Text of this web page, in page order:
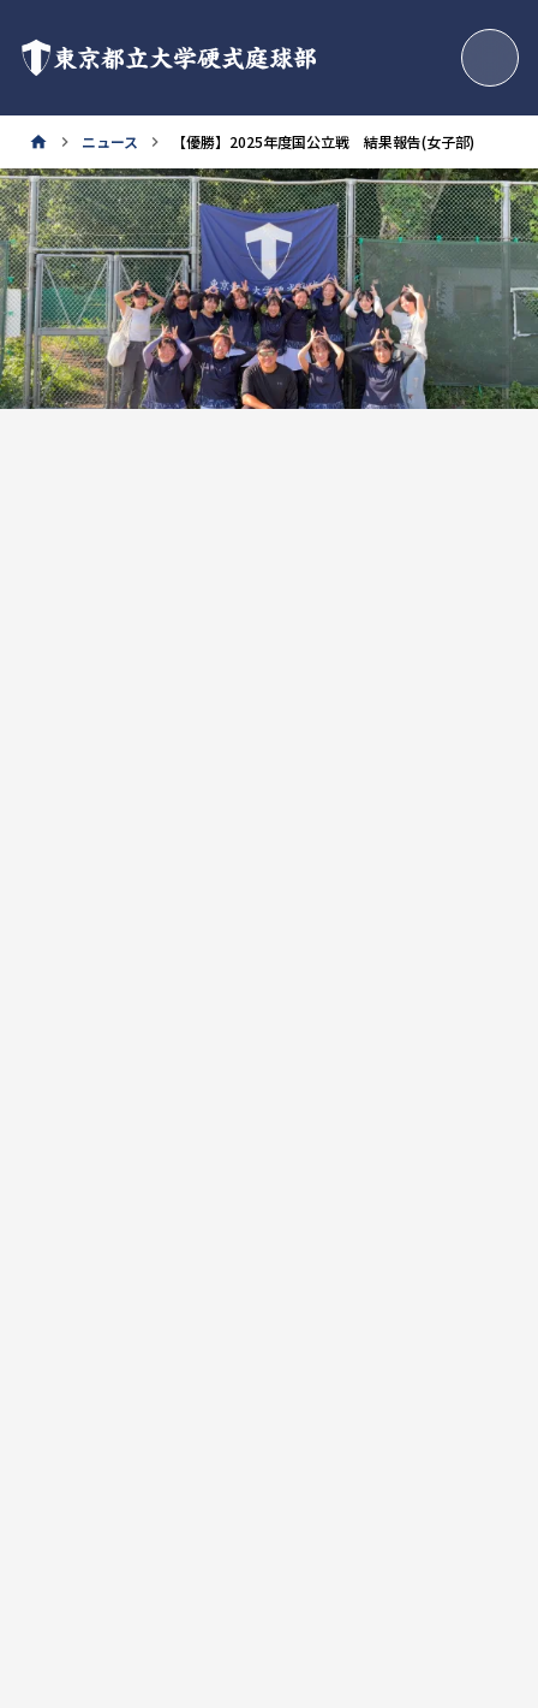
東京都立大学硬式庭球部
home keyboard_arrow_right ニュース keyboard_arrow_right 【優勝】2025年度国公立戦 結果報告(女子部)